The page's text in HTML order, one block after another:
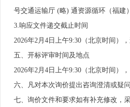
号交通运输厅 (略) 通资源循环（福建
3.响应文件递交截止时间
2026年2月4日上午9:30（北京时间）
五、开标评审时间及地点
2026年2月4日上午9:30（北京时间）
六、凡对本次询价提出咨询澄清或疑
七、询价文件和要求如有补充修改，